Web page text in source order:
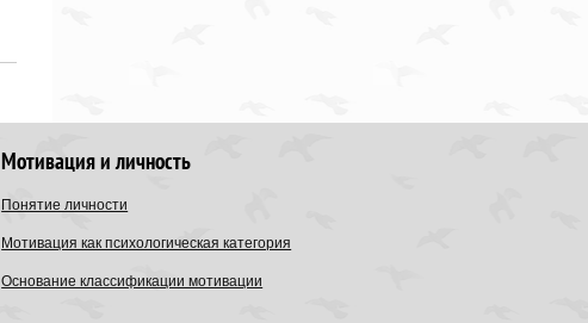
Мотивация и личность
Понятие личности
Мотивация как психологическая категория
Основание классификации мотивации